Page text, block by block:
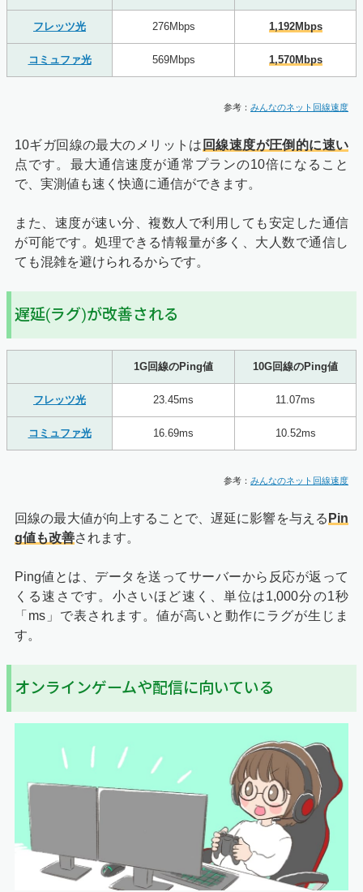
フレッツ光 276Mbps 1,192Mbps
コミュファ光 569Mbps 1,570Mbps
参考： みんなのネット回線速度
10ギガ回線の最大のメリットは 回線速度が圧倒的に速い
点です。最大通信速度が通常プランの10倍になること
で、実測値も速く快適に通信ができます。
また、速度が速い分、複数人で利用しても安定した通信
が可能です。処理できる情報量が多く、大人数で通信し
ても混雑を避けられるからです。
遅延(ラグ)が改善される
1G回線のPing値 10G回線のPing値
フレッツ光 23.45ms 11.07ms
コミュファ光 16.69ms 10.52ms
参考： みんなのネット回線速度
回線の最大値が向上することで、遅延に影響を与える Pin
g値も改善されます。
Ping値とは、データを送ってサーバーから反応が返って
くる速さです。小さいほど速く、単位は1,000分の1秒
「ms」で表されます。値が高いと動作にラグが生じま
す。
オンラインゲームや配信に向いている